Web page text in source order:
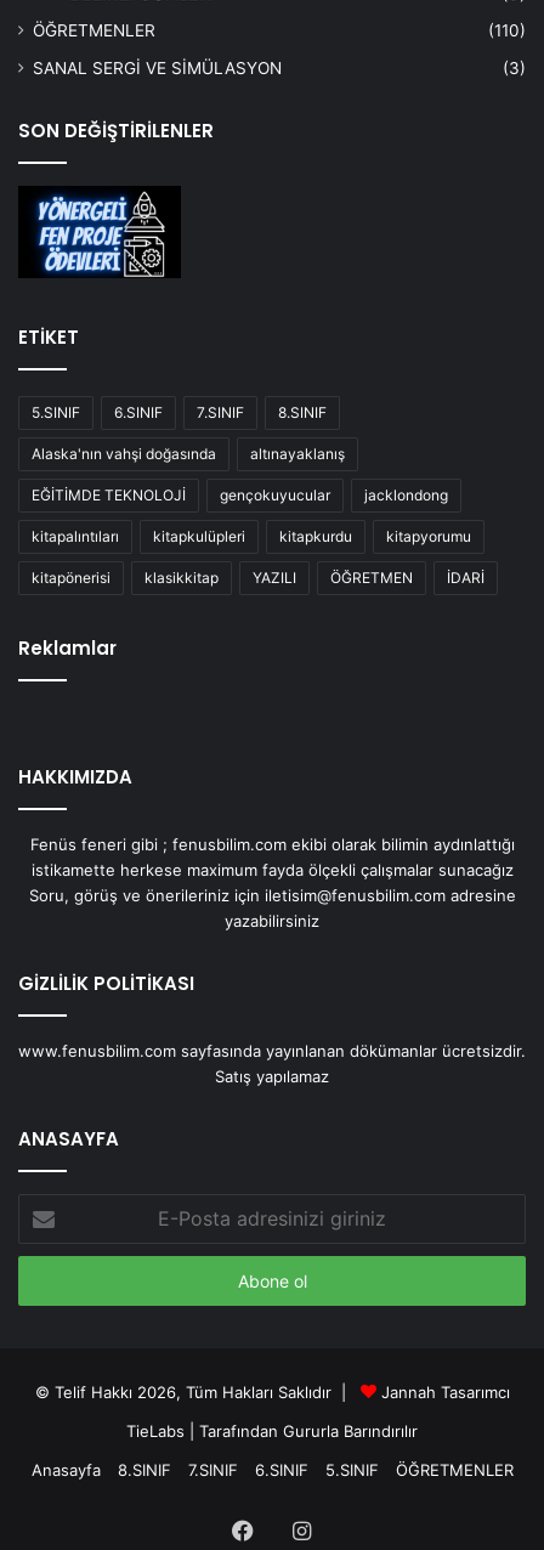
ÖĞRETMENLER
(110)
SANAL SERGİ VE SİMÜLASYON
(3)
SON DEĞİŞTİRİLENLER
ETİKET
5.SINIF 6.SINIF 7.SINIF 8.SINIF
Alaska'nın vahşi doğasında altınayaklanış
EĞİTİMDE TEKNOLOJİ gençokuyucular jacklondong
kitapalıntıları kitapkulüpleri kitapkurdu kitapyorumu
kitapönerisi klasikkitap YAZILI ÖĞRETMEN İDARİ
Reklamlar
HAKKIMIZDA
Fenüs feneri gibi ; fenusbilim.com ekibi olarak bilimin aydınlattığı
istikamette herkese maximum fayda ölçekli çalışmalar sunacağız
Soru, görüş ve önerileriniz için iletisim@fenusbilim.com adresine
yazabilirsiniz
GİZLİLİK POLİTİKASI
www.fenusbilim.com sayfasında yayınlanan dökümanlar ücretsizdir.
Satış yapılamaz
ANASAYFA
Posta
adresinizi
© Telif Hakkı 2026, Tüm Hakları Saklıdır |
Jannah Tasarımcı
TieLabs | Tarafından Gururla Barındırılır
Anasayfa
8.SINIF 7.SINIF 6.SINIF 5.SINIF ÖĞRETMENLER
FacebookInstagram